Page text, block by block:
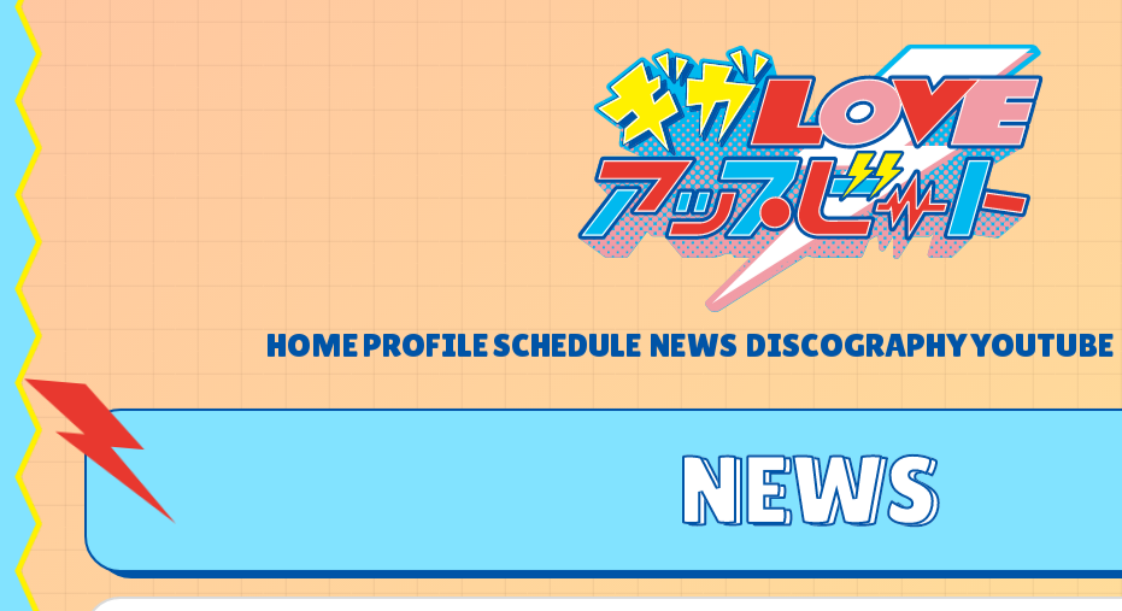
HOMEPROFILESCHEDULE NEWS DISCOGRAPHYYOUTUBE